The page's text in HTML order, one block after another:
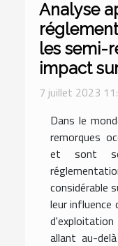
Analyse
les semi-
impact
7 juillet 2023
Dans le
remorques
et sont
considérable
leur influence
d'exploitation
allant au-